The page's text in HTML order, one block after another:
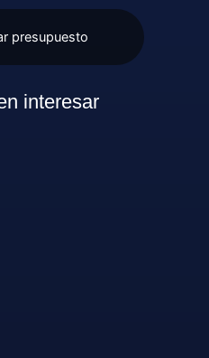
presupuesto
interesar